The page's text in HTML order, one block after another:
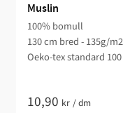
Muslin
100% bomull
130 cm bred - 135g/m2
Oeko-tex standard 100
10,90 kr /dm